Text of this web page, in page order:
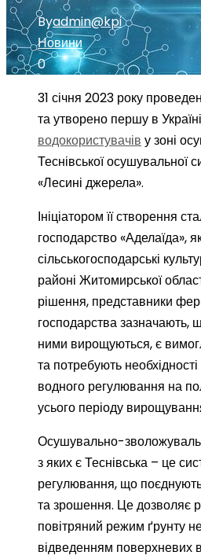
Byadmin@kpi
Новини
0
31 січня 2023 року
та утворено першу в
водокористувачів у зоні
Теснівської осушувальної
«Лесині джерела».
Ініціатором її створення
господарство «Аделаїда»,
сільськогосподарські
районі Житомирської
рішення, представники
господарства зазначають,
ними вирощуються, є
та потребують
водного регулювання на
усього періоду
Осушувально-
з яких є Теснівська – це
регулювання, що
та зрошення. Це дозволяє
повітряний режим ґрунту
відведенням поверхневих